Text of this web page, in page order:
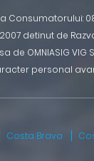
Consumatorului:
detinut de
de OMNIASIG VIG
personal
Costa Brava